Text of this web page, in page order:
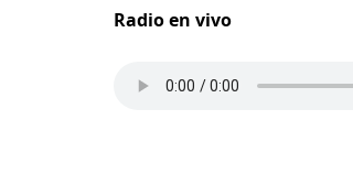
Radio en vivo